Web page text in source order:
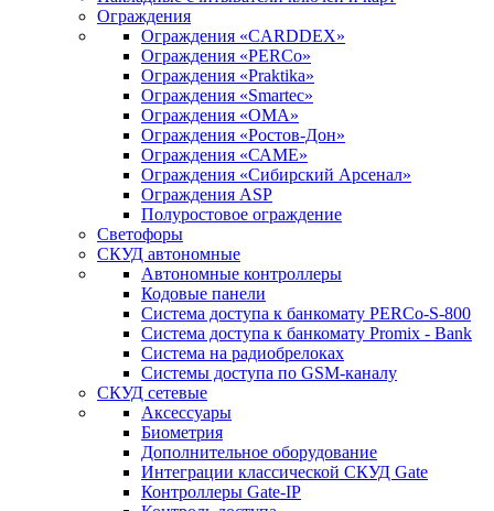
Ограждения
Ограждения «CARDDEX»
Ограждения «PERCo»
Ограждения «Praktika»
Ограждения «Smartec»
Ограждения «ОМА»
Ограждения «Ростов-Дон»
Ограждения «САМЕ»
Ограждения «Сибирский Арсенал»
Ограждения ASP
Полуростовое ограждение
Светофоры
СКУД автономные
Автономные контроллеры
Кодовые панели
Система доступа к банкомату PERCo-S-800
Система доступа к банкомату Promix - Bank
Система на радиобрелоках
Системы доступа по GSM-каналу
СКУД сетевые
Аксессуары
Биометрия
Дополнительное оборудование
Интеграции классической СКУД Gate
Контроллеры Gate-IP